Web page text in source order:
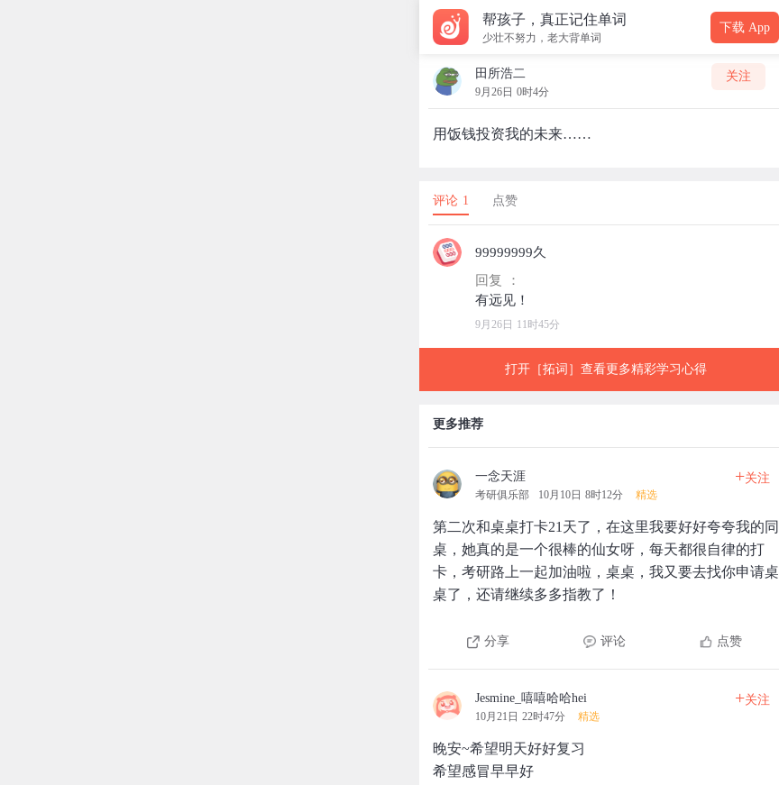
帮孩子，真正记住单词
少壮不努力，老大背单词
下载 App
田所浩二
9月26日 0时4分
关注
用饭钱投资我的未来……
评论 1 点赞
99999999久
回复 ：
9月26日 11时45分
打开［拓词］查看更多精彩学习心得
更多推荐
一念天涯
考研俱乐部 10月10日 8时12分 精选
+关注
第二次和桌桌打卡21天了，在这里我要好好夸夸我的同
桌，她真的是一个很棒的仙女呀，每天都很自律的打
卡，考研路上一起加油啦，桌桌，我又要去找你申请桌
桌了，还请继续多多指教了！
分享 评论 点赞
Jesmine_嘻嘻哈哈hei
10月21日 22时47分 精选
+关注
晚安~希望明天好好复习
希望感冒早早好